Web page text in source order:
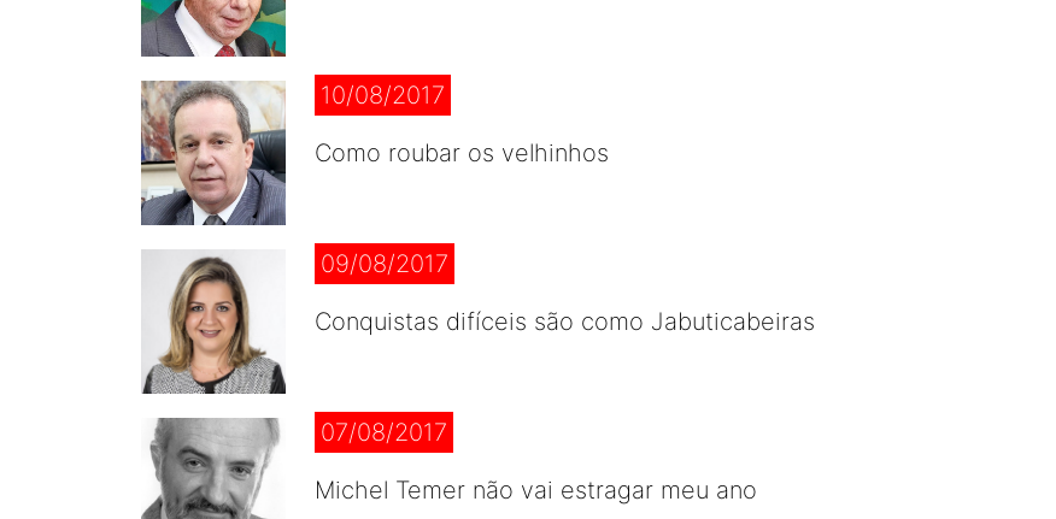
10/08/2017
Como roubar os velhinhos
09/08/2017
Conquistas difíceis são como Jabuticabeiras
07/08/2017
Michel Temer não vai estragar meu ano